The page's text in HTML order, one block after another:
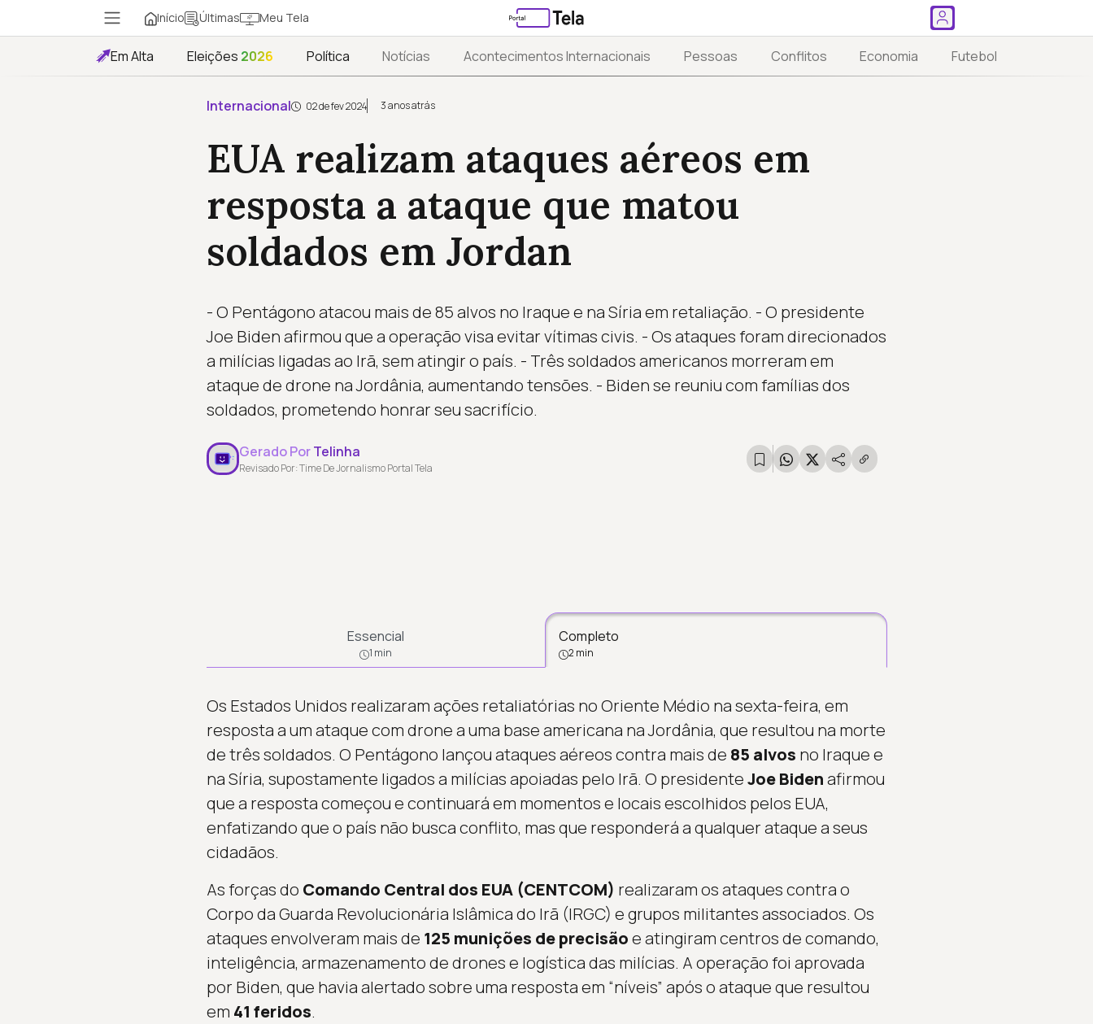
Início Últimas Meu Tela
Em Alta Eleições 2026 Política Notícias Acontecimentos Internacionais Pessoas Conflitos Economia Futebol
Internacional 02 de fev 2024 3 anos atrás
EUA realizam ataques aéreos em
resposta a ataque que matou
soldados em Jordan
- O Pentágono atacou mais de 85 alvos no Iraque e na Síria em retaliação. - O presidente
Joe Biden afirmou que a operação visa evitar vítimas civis. - Os ataques foram direcionados
a milícias ligadas ao Irã, sem atingir o país. - Três soldados americanos morreram em
ataque de drone na Jordânia, aumentando tensões. - Biden se reuniu com famílias dos
soldados, prometendo honrar seu sacrifício.
Gerado PorTelinha
Revisado Por: Time De Jornalismo Portal Tela
Essencial
1 min
Completo
2 min
Os Estados Unidos realizaram ações retaliatórias no Oriente Médio na sexta-feira, em
resposta a um ataque com drone a uma base americana na Jordânia, que resultou na morte
de três soldados. O Pentágono lançou ataques aéreos contra mais de 85 alvos no Iraque e
na Síria, supostamente ligados a milícias apoiadas pelo Irã. O presidenteJoe Bidenafirmou
que a resposta começou e continuará em momentos e locais escolhidos pelos EUA,
enfatizando que o país não busca conflito, mas que responderá a qualquer ataque a seus
cidadãos.
As forças do Comando Central dos EUA (CENTCOM) realizaram os ataques contra o
Corpo da Guarda Revolucionária Islâmica do Irã (IRGC) e grupos militantes associados. Os
ataques envolveram mais de 125 munições de precisãoe atingiram centros de comando,
inteligência, armazenamento de drones e logística das milícias. A operação foi aprovada
por Biden, que havia alertado sobre uma resposta em “níveis” após o ataque que resultou
em 41 feridos.